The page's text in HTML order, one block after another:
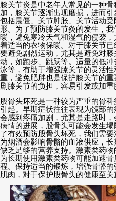
膝关节炎是中老年人常见的一种
加，膝关节逐渐出现磨损，进而
包括晨僵、关节肿胀、关节活动
形。为了预防膝关节炎的发生，
暖，避免寒冷天气和湿气的侵袭
着适当的衣物保暖。对于膝关节已
要避免剧烈运动，尤其是避免对
动，如跑步、跳跃等。适量的低
泳等，有助于增强膝关节的灵活
重，避免肥胖也是保护膝关节的
剧膝关节的负担，容易引发或加重
股骨头坏死是一种较为严重的骨
引起。早期症状往往表现为髋部
会感到疼痛加剧，尤其是走路时
病情的进展，股骨头可能会发生
了有效预防股骨头坏死，我们需
为烟酒会影响骨骼的血液供应，
缺乏足够的营养支持。激素类药
为长期使用激素类药物可能加速
程。保持适当的锻炼，增强骨骼
肌肉，对于保护股骨头的健康至关